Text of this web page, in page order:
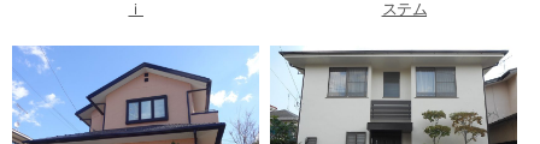
ｉ
ステム